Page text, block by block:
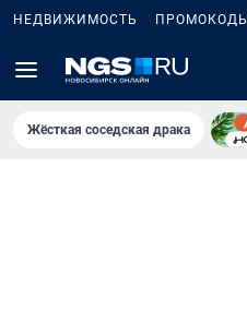
НЕДВИЖИМОСТЬ ПРОМОКОДЫ
Жёсткая соседская драка